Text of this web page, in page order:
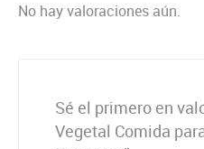
No hay valoraciones aún.
Sé el primero en
Vegetal Comida